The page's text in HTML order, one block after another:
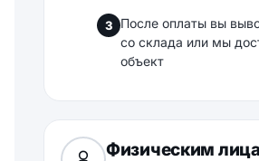
3
После оплаты вы
со склада или мы
объект
Физическим